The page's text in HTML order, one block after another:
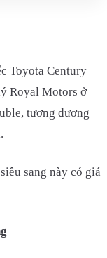
Toyota Century
Royal Motors ở
tương đương
sang này có giá